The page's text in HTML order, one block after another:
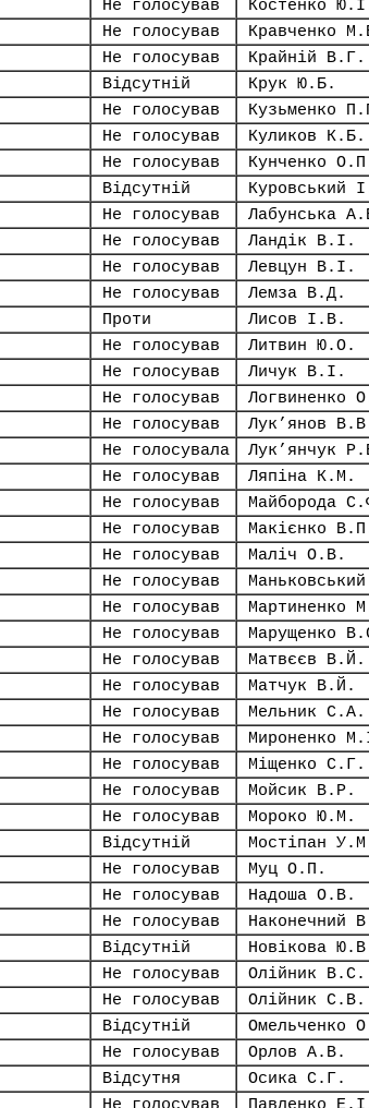
Не голосував Костенко
Не голосував Кравченко
Не голосував Крайній В.Г.
Відсутній Крук Ю.Б.
Не голосував Кузьменко
Не голосував Куликов К.Б.
Не голосував Кунченко
Відсутній Куровський
Не голосував Лабунська
Не голосував Ландік В.І.
Не голосував Левцун В.І.
Не голосував Лемза В.Д.
Проти Лисов І.В.
Не голосував Литвин Ю.О.
Не голосував Личук В.І.
Не голосував Логвиненко
Не голосував Лук’янов
Не голосувала Лук’янчук
Не голосував Ляпіна К.М.
Не голосував Майборода
Не голосував Макієнко
Не голосував Маліч О.В.
Не голосував
Не голосував Мартиненко
Не голосував Марущенко
Не голосував Матвєєв В.Й.
Не голосував Матчук В.Й.
Не голосував Мельник С.А.
Не голосував Мироненко
Не голосував Міщенко С.Г.
Не голосував Мойсик В.Р.
Не голосував Мороко Ю.М.
Відсутній Мостіпан
Не голосував Муц О.П.
Не голосував Надоша О.В.
Не голосував Наконечний
Відсутній Новікова
Не голосував Олійник В.С.
Не голосував Олійник С.В.
Відсутній Омельченко
Не голосував Орлов А.В.
Відсутня Осика С.Г.